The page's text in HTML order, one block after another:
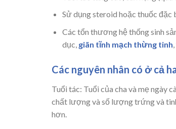
Sử dụng steroid hoặc thuốc đặc
Các tổn thương hệ thống sinh
dục, giãn tĩnh mạch thừng tinh
Các nguyên nhân có ở cả
Tuổi tác: Tuổi của cha và mẹ ngày
chất lượng và số lượng trứng và
hơn.